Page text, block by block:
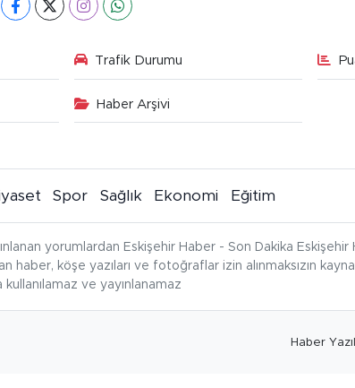
Trafik Durumu
Haber Arşivi
Spor Sağlık Ekonomi Eğitim
yorumlardan Eskişehir Haber - Son Dakika
haber, köşe yazıları ve fotoğraflar izin alınmaksızın
ve yayınlanamaz
Haber